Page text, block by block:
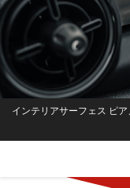
インテリアサーフェス ピア